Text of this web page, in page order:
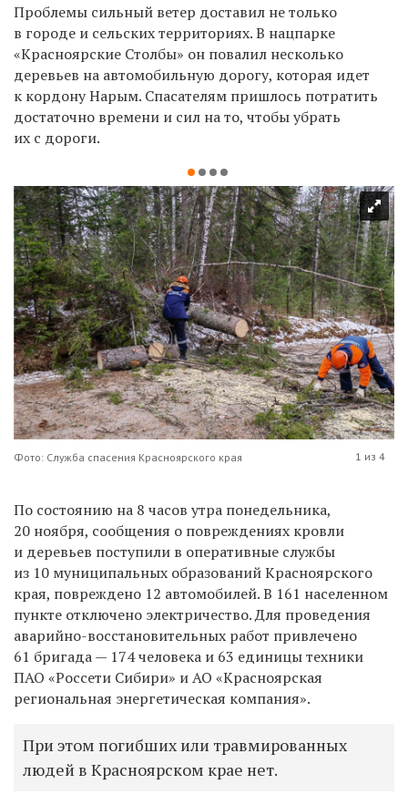
Проблемы сильный ветер доставил не только
в городе и сельских территориях. В нацпарке
«Красноярские Столбы» он повалил несколько
деревьев на автомобильную дорогу, которая идет
к кордону Нарым. Спасателям пришлось потратить
достаточно времени и сил на то, чтобы убрать
их с дороги.
Фото: Служба спасения Красноярского края 1 из 4
По состоянию на 8 часов утра понедельника,
20 ноября, сообщения о повреждениях кровли
и деревьев поступили в оперативные службы
из 10 муниципальных образований Красноярского
края, повреждено 12 автомобилей. В 161 населенном
пункте отключено электричество. Для проведения
аварийно-восстановительных работ привлечено
61 бригада — 174 человека и 63 единицы техники
ПАО «Россети Сибири» и АО «Красноярская
региональная энергетическая компания».
При этом погибших или травмированных
людей в Красноярском крае нет.